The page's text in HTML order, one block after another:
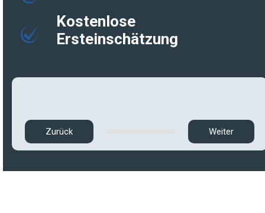
Kostenlose
Ersteinschätzung
Zurück Weiter